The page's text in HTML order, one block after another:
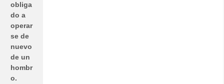
obliga
do a
operar
se de
nuevo
de un
hombr
o.